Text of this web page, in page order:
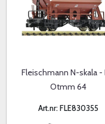
Fleischmann N-skala -
Otmm 64
Art.nr: FLE830355